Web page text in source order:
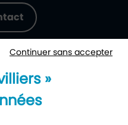
Continuer sans accepter
»